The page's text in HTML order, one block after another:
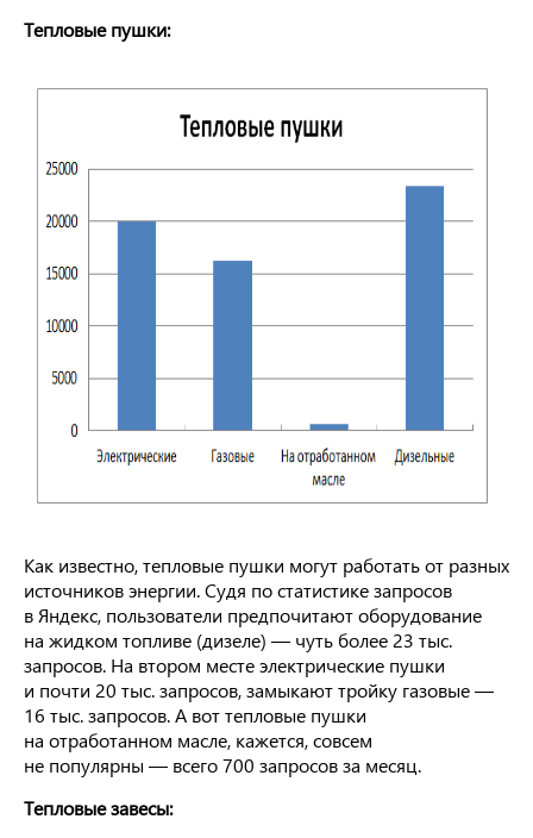
Тепловые пушки:
Как известно, тепловые пушки могут работать от разных
источников энергии. Судя по статистике запросов
в Яндекс, пользователи предпочитают оборудование
на жидком топливе (дизеле) — чуть более 23 тыс.
запросов. На втором месте электрические пушки
и почти 20 тыс. запросов, замыкают тройку газовые —
16 тыс. запросов. А вот тепловые пушки
на отработанном масле, кажется, совсем
не популярны — всего 700 запросов за месяц.
Тепловые завесы: